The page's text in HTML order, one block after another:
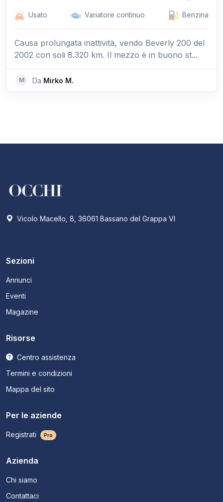
Usato Variatore continuo Benzina
Causa prolungata inattività, vendo Beverly 200 del
2002 con soli 8.320 km. Il mezzo è in buono st...
M Da Mirko M.
Vicolo Macello, 8, 36061 Bassano del Grappa VI
Sezioni
Annunci
Eventi
Magazine
Risorse
Centro assistenza
Termini e condizioni
Mappa del sito
Per le aziende
Registrati Pro
Azienda
Chi siamo
Contattaci